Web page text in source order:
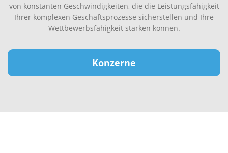
von konstanten Geschwindigkeiten, die die Leistungsfähigkeit
Ihrer komplexen Geschäftsprozesse sicherstellen und Ihre
Wettbewerbsfähigkeit stärken können.
Konzerne